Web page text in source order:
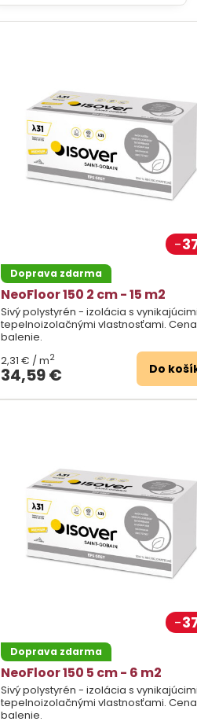
Doprava zdarma
NeoFloor 150 2 cm - 15 m2
Sivý polystyrén - izolácia s vynikajúcimi
tepelnoizolačnými vlastnosťami.
balenie.
34,59 €
2,31 € / m2
Do
Doprava zdarma
NeoFloor 150 5 cm - 6 m2
Sivý polystyrén - izolácia s vynikajúcimi
tepelnoizolačnými vlastnosťami.
balenie.